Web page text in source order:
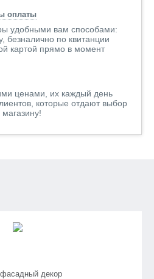
оплаты
удобными вам способами:
безналично по квитанции
картой прямо в момент
ценами, их каждый день
которые отдают выбор
декор